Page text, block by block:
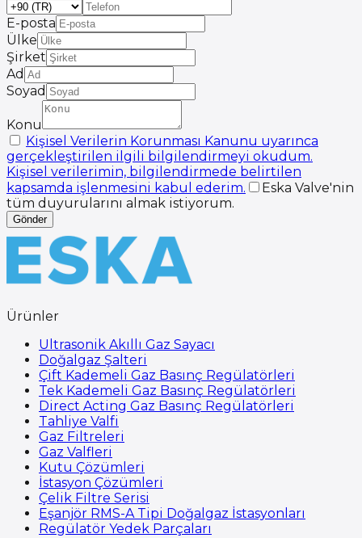
E-posta
Ülke
Şirket
Ad
Soyad
Konu
Kişisel Verilerin Korunması Kanunu uyarınca
gerçekleştirilen ilgili bilgilendirmeyi okudum.
Kişisel verilerimin, bilgilendirmede belirtilen
kapsamda işlenmesini kabul ederim.
Eska Valve'nin
tüm duyurularını almak istiyorum.
Gönder
Ürünler
Ultrasonik Akıllı Gaz Sayacı
Doğalgaz Şalteri
Çift Kademeli Gaz Basınç Regülatörleri
Tek Kademeli Gaz Basınç Regülatörleri
Direct Acting Gaz Basınç Regülatörleri
Tahliye Valfi
Gaz Filtreleri
Gaz Valfleri
Kutu Çözümleri
İstasyon Çözümleri
Çelik Filtre Serisi
Eşanjör RMS-A Tipi Doğalgaz İstasyonları
Regülatör Yedek Parçaları